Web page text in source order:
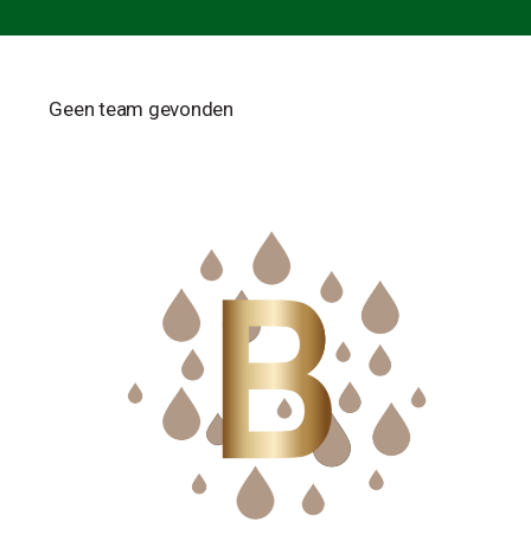
Geen team gevonden